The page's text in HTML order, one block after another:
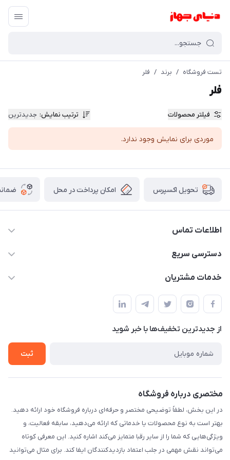
تست فروشگاه / برند / فلر
فلر
فیلتر محصولات ترتیب نمایش: جدیدترین
موردی برای نمایش وجود ندارد.
تحویل اکسپرس امکان پرداخت در محل
اطلاعات تماس
۰۲۱۰۰۰۰۰۰۰۰
دسترسی سریع
حساب کاربری
لیست محصولات
درباره ما
خدمات مشتریان
قوانین و مقررات
حریم خصوصی
راهنما
از جدید‌ترین تخفیف‌ها با‌ خبر شوید
ثبت
مختصری درباره فروشگاه
در این بخش، لطفاً توضیحی مختصر و حرفه‌ای درباره فروشگاه خود ارائه دهید.
بهتر است به نوع محصولات یا خدماتی که ارائه می‌دهید، سابقه فعالیت، و
ویژگی‌هایی که شما را از سایر رقبا متمایز می‌کند اشاره کنید. این معرفی کوتاه
می‌تواند نقش مهمی در جلب اعتماد بازدیدکنندگان ایفا کند. برای مثال می‌توانید